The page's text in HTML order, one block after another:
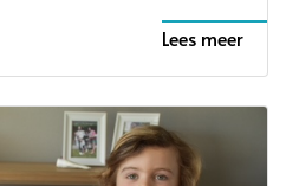
Lees meer